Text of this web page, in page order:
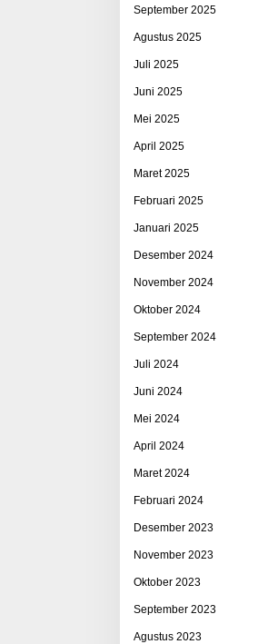
September 2025
Agustus 2025
Juli 2025
Juni 2025
Mei 2025
April 2025
Maret 2025
Februari 2025
Januari 2025
Desember 2024
November 2024
Oktober 2024
September 2024
Juli 2024
Juni 2024
Mei 2024
April 2024
Maret 2024
Februari 2024
Desember 2023
November 2023
Oktober 2023
September 2023
Agustus 2023